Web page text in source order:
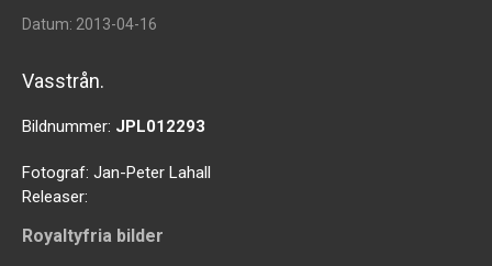
Datum: 2013-04-16
Vasstrån.
Bildnummer: JPL012293
Fotograf: Jan-Peter Lahall
Releaser:
Royaltyfria bilder